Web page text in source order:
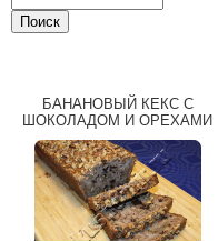
БАНАНОВЫЙ КЕКС С
ШОКОЛАДОМ И ОРЕХАМИ